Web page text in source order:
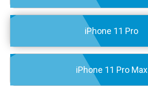
iPhone 11 Pro
iPhone 11 Pro Max